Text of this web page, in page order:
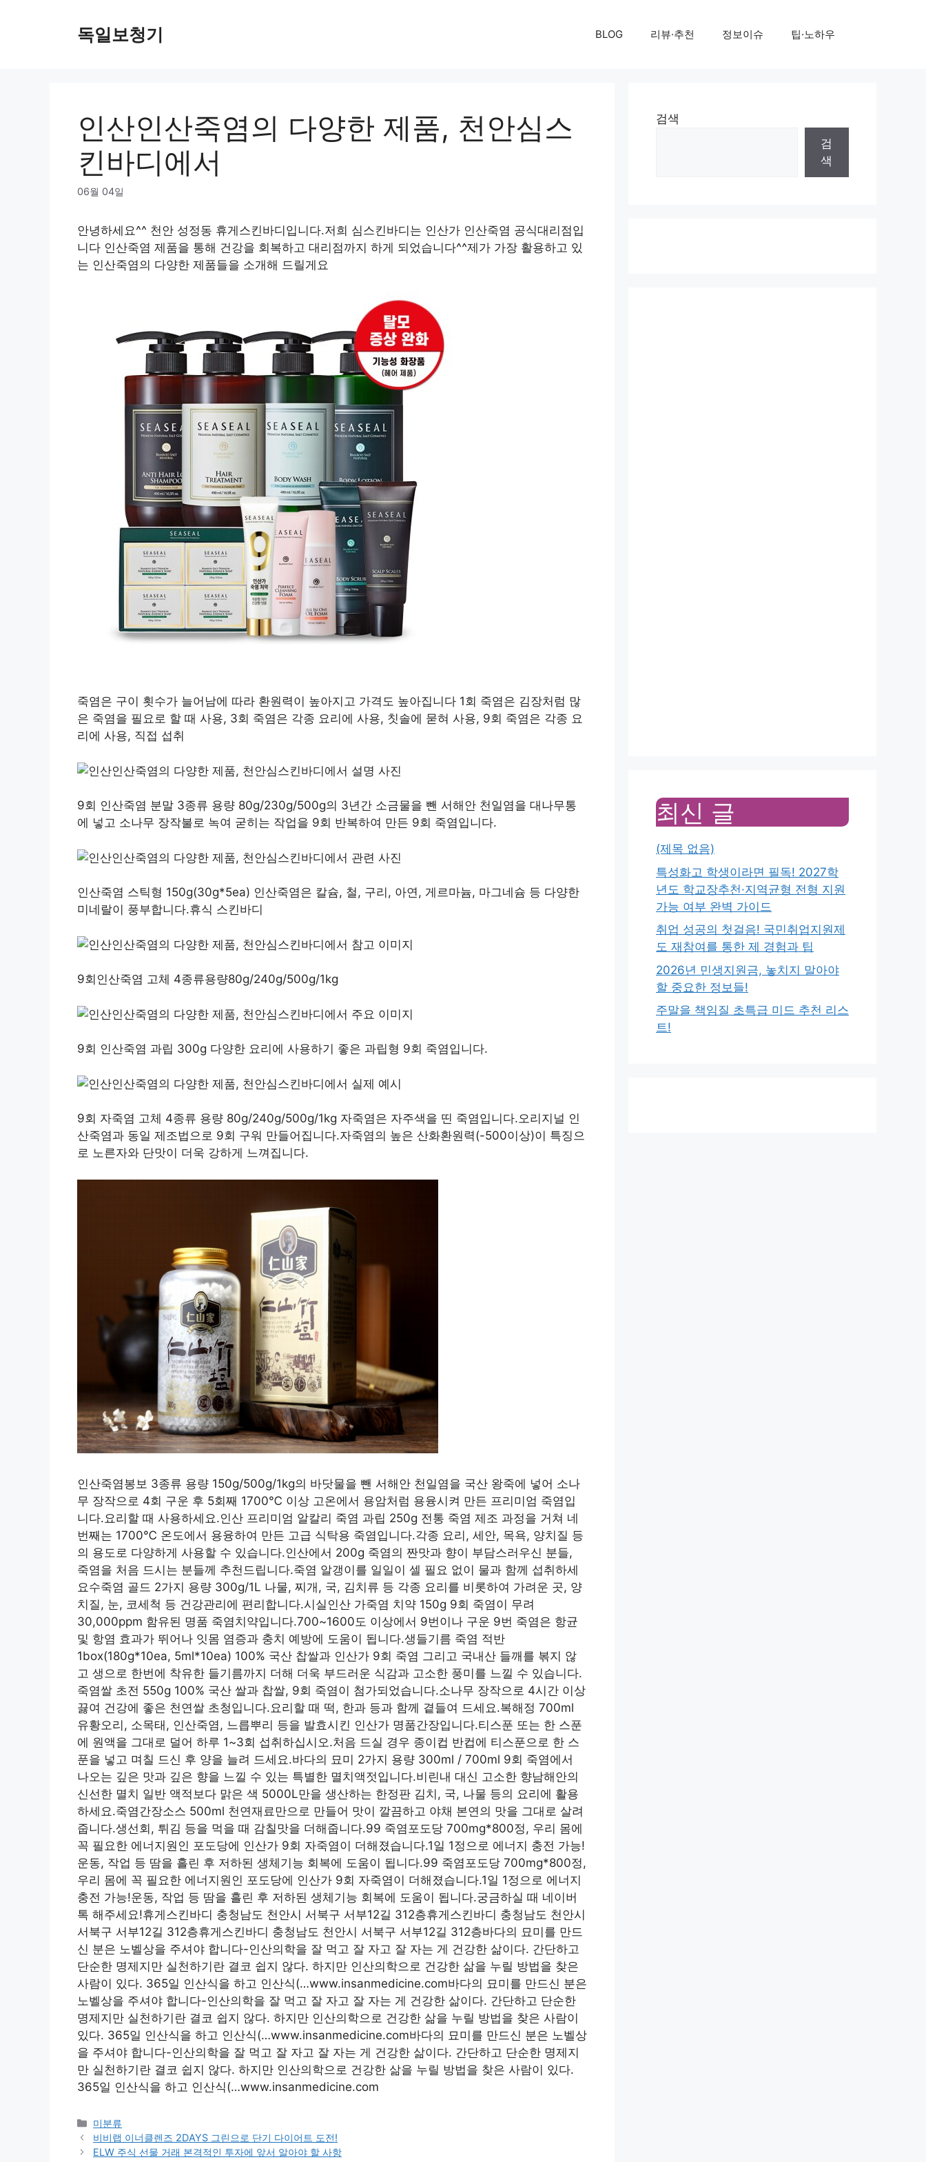
독일보청기 BLOG 리뷰·추천 정보이슈 팁·노하우
인산인산죽염의 다양한 제품, 천안심스
킨바디에서
06월 04일
안녕하세요^^ 천안 성정동 휴게스킨바디입니다.저희 심스킨바디는 인산가 인산죽염 공식대리점입
니다 인산죽염 제품을 통해 건강을 회복하고 대리점까지 하게 되었습니다^^제가 가장 활용하고 있
는 인산죽염의 다양한 제품들을 소개해 드릴게요
죽염은 구이 횟수가 늘어남에 따라 환원력이 높아지고 가격도 높아집니다 1회 죽염은 김장처럼 많
은 죽염을 필요로 할 때 사용, 3회 죽염은 각종 요리에 사용, 칫솔에 묻혀 사용, 9회 죽염은 각종 요
리에 사용, 직접 섭취
9회 인산죽염 분말 3종류 용량 80g/230g/500g의 3년간 소금물을 뺀 서해안 천일염을 대나무통
에 넣고 소나무 장작불로 녹여 굳히는 작업을 9회 반복하여 만든 9회 죽염입니다.
인산죽염 스틱형 150g(30g*5ea) 인산죽염은 칼슘, 철, 구리, 아연, 게르마늄, 마그네슘 등 다양한
미네랄이 풍부합니다.휴식 스킨바디
9회인산죽염 고체 4종류용량80g/240g/500g/1kg
9회 인산죽염 과립 300g 다양한 요리에 사용하기 좋은 과립형 9회 죽염입니다.
9회 자죽염 고체 4종류 용량 80g/240g/500g/1kg 자죽염은 자주색을 띤 죽염입니다.오리지널 인
산죽염과 동일 제조법으로 9회 구워 만들어집니다.자죽염의 높은 산화환원력(-500이상)이 특징으
로 노른자와 단맛이 더욱 강하게 느껴집니다.
인산죽염봉보 3종류 용량 150g/500g/1kg의 바닷물을 뺀 서해안 천일염을 국산 왕죽에 넣어 소나
무 장작으로 4회 구운 후 5회째 1700℃ 이상 고온에서 용암처럼 용융시켜 만든 프리미엄 죽염입
니다.요리할 때 사용하세요.인산 프리미엄 알칼리 죽염 과립 250g 전통 죽염 제조 과정을 거쳐 네
번째는 1700℃ 온도에서 용융하여 만든 고급 식탁용 죽염입니다.각종 요리, 세안, 목욕, 양치질 등
의 용도로 다양하게 사용할 수 있습니다.인산에서 200g 죽염의 짠맛과 향이 부담스러우신 분들,
죽염을 처음 드시는 분들께 추천드립니다.죽염 알갱이를 일일이 셀 필요 없이 물과 함께 섭취하세
요수죽염 골드 2가지 용량 300g/1L 나물, 찌개, 국, 김치류 등 각종 요리를 비롯하여 가려운 곳, 양
치질, 눈, 코세척 등 건강관리에 편리합니다.시실인산 가죽염 치약 150g 9회 죽염이 무려
30,000ppm 함유된 명품 죽염치약입니다.700~1600도 이상에서 9번이나 구운 9번 죽염은 항균
및 항염 효과가 뛰어나 잇몸 염증과 충치 예방에 도움이 됩니다.생들기름 죽염 적반
1box(180g*10ea, 5ml*10ea) 100% 국산 찹쌀과 인산가 9회 죽염 그리고 국내산 들깨를 볶지 않
고 생으로 한번에 착유한 들기름까지 더해 더욱 부드러운 식감과 고소한 풍미를 느낄 수 있습니다.
죽염쌀 초전 550g 100% 국산 쌀과 찹쌀, 9회 죽염이 첨가되었습니다.소나무 장작으로 4시간 이상
끓여 건강에 좋은 천연쌀 초청입니다.요리할 때 떡, 한과 등과 함께 곁들여 드세요.복해정 700ml
유황오리, 소목태, 인산죽염, 느릅뿌리 등을 발효시킨 인산가 명품간장입니다.티스푼 또는 한 스푼
에 원액을 그대로 덜어 하루 1~3회 섭취하십시오.처음 드실 경우 종이컵 반컵에 티스푼으로 한 스
푼을 넣고 며칠 드신 후 양을 늘려 드세요.바다의 묘미 2가지 용량 300ml / 700ml 9회 죽염에서
나오는 깊은 맛과 깊은 향을 느낄 수 있는 특별한 멸치액젓입니다.비린내 대신 고소한 향남해안의
신선한 멸치 일반 액적보다 맑은 색 5000L만을 생산하는 한정판 김치, 국, 나물 등의 요리에 활용
하세요.죽염간장소스 500ml 천연재료만으로 만들어 맛이 깔끔하고 야채 본연의 맛을 그대로 살려
줍니다.생선회, 튀김 등을 먹을 때 감칠맛을 더해줍니다.99 죽염포도당 700mg*800정, 우리 몸에
꼭 필요한 에너지원인 포도당에 인산가 9회 자죽염이 더해졌습니다.1일 1정으로 에너지 충전 가능!
운동, 작업 등 땀을 흘린 후 저하된 생체기능 회복에 도움이 됩니다.99 죽염포도당 700mg*800정,
우리 몸에 꼭 필요한 에너지원인 포도당에 인산가 9회 자죽염이 더해졌습니다.1일 1정으로 에너지
충전 가능!운동, 작업 등 땀을 흘린 후 저하된 생체기능 회복에 도움이 됩니다.궁금하실 때 네이버
톡 해주세요!휴게스킨바디 충청남도 천안시 서북구 서부12길 312층휴게스킨바디 충청남도 천안시
서북구 서부12길 312층휴게스킨바디 충청남도 천안시 서북구 서부12길 312층바다의 묘미를 만드
신 분은 노벨상을 주셔야 합니다-인산의학을 잘 먹고 잘 자고 잘 자는 게 건강한 삶이다. 간단하고
단순한 명제지만 실천하기란 결코 쉽지 않다. 하지만 인산의학으로 건강한 삶을 누릴 방법을 찾은
사람이 있다. 365일 인산식을 하고 인산식(…www.insanmedicine.com바다의 묘미를 만드신 분은
노벨상을 주셔야 합니다-인산의학을 잘 먹고 잘 자고 잘 자는 게 건강한 삶이다. 간단하고 단순한
명제지만 실천하기란 결코 쉽지 않다. 하지만 인산의학으로 건강한 삶을 누릴 방법을 찾은 사람이
있다. 365일 인산식을 하고 인산식(…www.insanmedicine.com바다의 묘미를 만드신 분은 노벨상
을 주셔야 합니다-인산의학을 잘 먹고 잘 자고 잘 자는 게 건강한 삶이다. 간단하고 단순한 명제지
만 실천하기란 결코 쉽지 않다. 하지만 인산의학으로 건강한 삶을 누릴 방법을 찾은 사람이 있다.
365일 인산식을 하고 인산식(…www.insanmedicine.com
Categories
미분류
비비랩 이너클렌즈 2DAYS 그린으로 단기 다이어트 도전!
ELW 주식 선물 거래 본격적인 투자에 앞서 알아야 할 사항
검색
검
색
최신 글
(제목 없음)
특성화고 학생이라면 필독! 2027학
년도 학교장추천·지역균형 전형 지원
가능 여부 완벽 가이드
취업 성공의 첫걸음! 국민취업지원제
도 재참여를 통한 제 경험과 팁
2026년 민생지원금, 놓치지 말아야
할 중요한 정보들!
주말을 책임질 초특급 미드 추천 리스
트!